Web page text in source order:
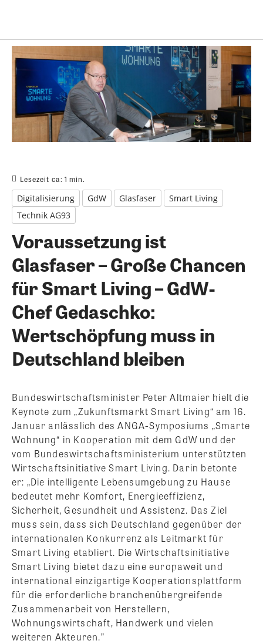
Lesezeit ca: 1 min.
Digitalisierung GdW Glasfaser
Smart Living
Technik AG93
Voraussetzung ist
Glasfaser – Große Chancen
für Smart Living – GdW-
Chef Gedaschko:
Wertschöpfung muss in
Deutschland bleiben
Bundeswirtschaftsminister Peter Altmaier hielt die
Keynote zum „Zukunftsmarkt Smart Living“ am 16.
Januar anlässlich des ANGA-Symposiums „Smarte
Wohnung“ in Kooperation mit dem GdW und der
vom Bundeswirtschaftsministerium unterstützten
Wirtschaftsinitiative Smart Living. Darin betonte
er: „Die intelligente Lebensumgebung zu Hause
bedeutet mehr Komfort, Energieeffizienz,
Sicherheit, Gesundheit und Assistenz. Das Ziel
muss sein, dass sich Deutschland gegenüber der
internationalen Konkurrenz als Leitmarkt für
Smart Living etabliert. Die Wirtschaftsinitiative
Smart Living bietet dazu eine europaweit und
international einzigartige Kooperationsplattform
für die erforderliche branchenübergreifende
Zusammenarbeit von Herstellern,
Wohnungswirtschaft, Handwerk und vielen
weiteren Akteuren.”